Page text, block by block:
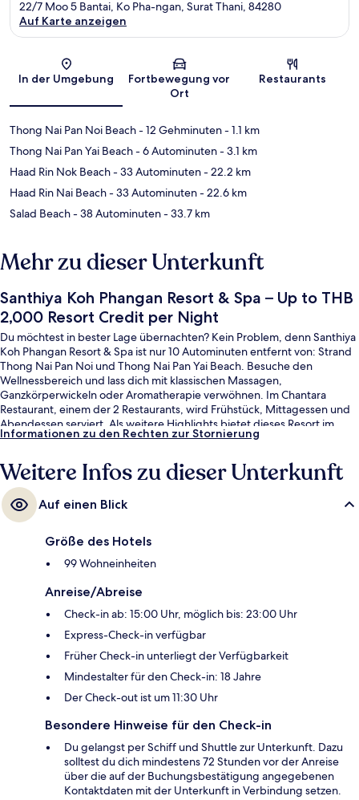
Karte
22/7 Moo 5 Bantai, Ko Pha-ngan, Surat Thani, 84280
Auf Karte anzeigen
In der Umgebung
Fortbewegung vor
Ort
Restaurants
Thong Nai Pan Noi Beach- 12 Gehminuten- 1.1 km
Thong Nai Pan Yai Beach- 6 Autominuten- 3.1 km
Haad Rin Nok Beach- 33 Autominuten- 22.2 km
Haad Rin Nai Beach- 33 Autominuten- 22.6 km
Salad Beach- 38 Autominuten- 33.7 km
Mehr zu dieser Unterkunft
Santhiya Koh Phangan Resort & Spa – Up to THB
2,000 Resort Credit per Night
Du möchtest in bester Lage übernachten? Kein Problem, denn Santhiya
Koh Phangan Resort & Spa ist nur 10 Autominuten entfernt von: Strand
Thong Nai Pan Noi und Thong Nai Pan Yai Beach. Besuche den
Wellnessbereich und lass dich mit klassischen Massagen,
Ganzkörperwickeln oder Aromatherapie verwöhnen. Im Chantara
Restaurant, einem der 2 Restaurants, wird Frühstück, Mittagessen und
Abendessen serviert. Als weitere Highlights bietet dieses Resort im
luxuriösen Stil 2 Außenpools, eine Strandbar und ein Dampfbad.
berichten.
Informationen zu den Rechten zur Stornierung
Weitere Infos zu dieser Unterkunft
Auf einen Blick
Größe des Hotels
99 Wohneinheiten
Anreise/Abreise
Check-in ab: 15:00 Uhr, möglich bis: 23:00 Uhr
Express-Check-in verfügbar
Früher Check-in unterliegt der Verfügbarkeit
Mindestalter für den Check-in: 18 Jahre
Der Check-out ist um 11:30 Uhr
Besondere Hinweise für den Check-in
Du gelangst per Schiff und Shuttle zur Unterkunft. Dazu
solltest du dich mindestens 72 Stunden vor der Anreise
über die auf der Buchungsbestätigung angegebenen
Kontaktdaten mit der Unterkunft in Verbindung setzen.